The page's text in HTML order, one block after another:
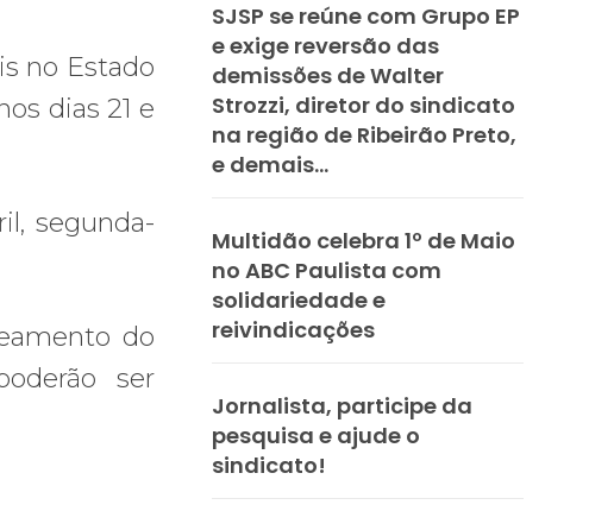
no Estado
dias 21 e
segunda-
do
ser
SJSP se reúne com Grupo EP
e exige reversão das
demissões de Walter
Strozzi, diretor do sindicato
na região de Ribeirão Preto,
e demais...
Multidão celebra 1º de Maio
no ABC Paulista com
solidariedade e
reivindicações
Jornalista, participe da
pesquisa e ajude o
sindicato!